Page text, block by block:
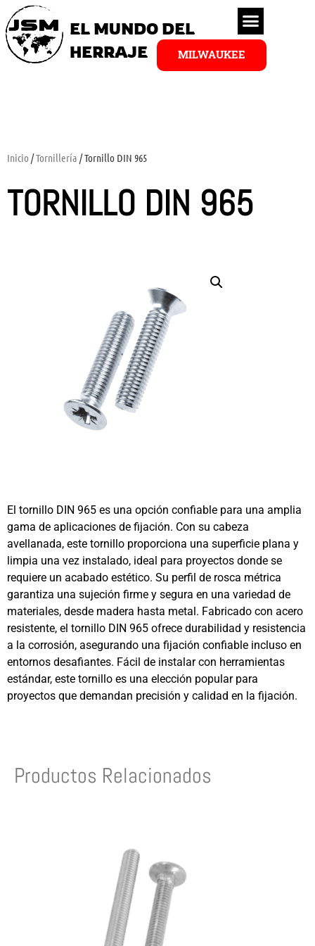
EL MUNDO DEL
HERRAJE
MILWAUKEE
Inicio /Tornillería / Tornillo DIN 965
TORNILLO DIN 965
El tornillo DIN 965 es una opción confiable para una amplia
gama de aplicaciones de fijación. Con su cabeza
avellanada, este tornillo proporciona una superficie plana y
limpia una vez instalado, ideal para proyectos donde se
requiere un acabado estético. Su perfil de rosca métrica
garantiza una sujeción firme y segura en una variedad de
materiales, desde madera hasta metal. Fabricado con acero
resistente, el tornillo DIN 965 ofrece durabilidad y resistencia
a la corrosión, asegurando una fijación confiable incluso en
entornos desafiantes. Fácil de instalar con herramientas
estándar, este tornillo es una elección popular para
proyectos que demandan precisión y calidad en la fijación.
Productos Relacionados